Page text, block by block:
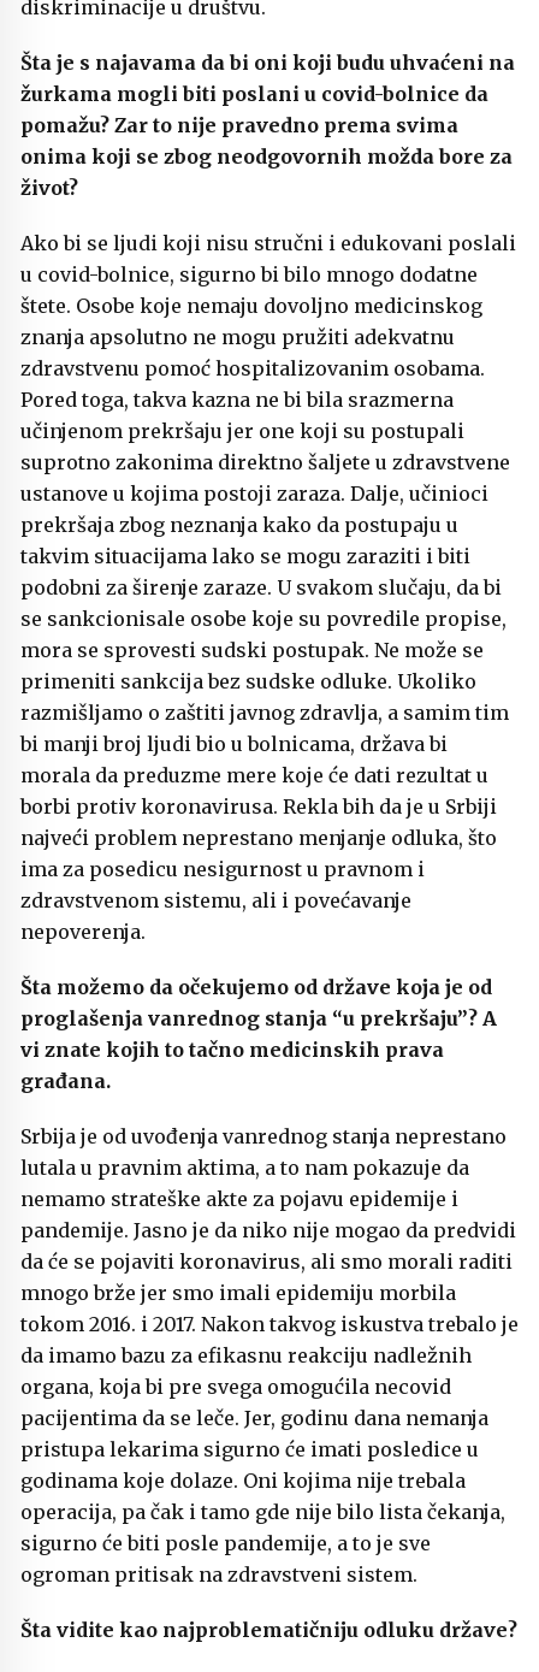
diskriminacije u društvu.
Šta je s najavama da bi oni koji budu uhvaćeni na
žurkama mogli biti poslani u covid-bolnice da
pomažu? Zar to nije pravedno prema svima
onima koji se zbog neodgovornih možda bore za
život?
Ako bi se ljudi koji nisu stručni i edukovani poslali
u covid-bolnice, sigurno bi bilo mnogo dodatne
štete. Osobe koje nemaju dovoljno medicinskog
znanja apsolutno ne mogu pružiti adekvatnu
zdravstvenu pomoć hospitalizovanim osobama.
Pored toga, takva kazna ne bi bila srazmerna
učinjenom prekršaju jer one koji su postupali
suprotno zakonima direktno šaljete u zdravstvene
ustanove u kojima postoji zaraza. Dalje, učinioci
prekršaja zbog neznanja kako da postupaju u
takvim situacijama lako se mogu zaraziti i biti
podobni za širenje zaraze. U svakom slučaju, da bi
se sankcionisale osobe koje su povredile propise,
mora se sprovesti sudski postupak. Ne može se
primeniti sankcija bez sudske odluke. Ukoliko
razmišljamo o zaštiti javnog zdravlja, a samim tim
bi manji broj ljudi bio u bolnicama, država bi
morala da preduzme mere koje će dati rezultat u
borbi protiv koronavirusa. Rekla bih da je u Srbiji
najveći problem neprestano menjanje odluka, što
ima za posedicu nesigurnost u pravnom i
zdravstvenom sistemu, ali i povećavanje
nepoverenja.
Šta možemo da očekujemo od države koja je od
proglašenja vanrednog stanja “u prekršaju”? A
vi znate kojih to tačno medicinskih prava
građana.
Srbija je od uvođenja vanrednog stanja neprestano
lutala u pravnim aktima, a to nam pokazuje da
nemamo strateške akte za pojavu epidemije i
pandemije. Jasno je da niko nije mogao da predvidi
da će se pojaviti koronavirus, ali smo morali raditi
mnogo brže jer smo imali epidemiju morbila
tokom 2016. i 2017. Nakon takvog iskustva trebalo je
da imamo bazu za efikasnu reakciju nadležnih
organa, koja bi pre svega omogućila necovid
pacijentima da se leče. Jer, godinu dana nemanja
pristupa lekarima sigurno će imati posledice u
godinama koje dolaze. Oni kojima nije trebala
operacija, pa čak i tamo gde nije bilo lista čekanja,
sigurno će biti posle pandemije, a to je sve
ogroman pritisak na zdravstveni sistem.
Šta vidite kao najproblematičniju odluku države?